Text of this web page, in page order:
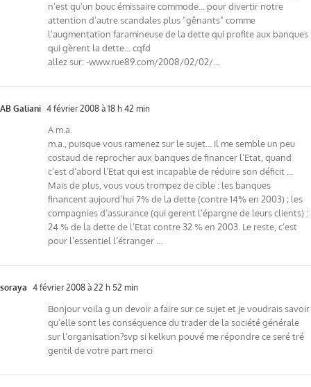
n’est qu’un bouc émissaire commode… pour divertir notre
attention d’autre scandales plus "gênants" comme
l’augmentation faramineuse de la dette qui profite aux banques
qui gèrent la dette… cqfd
allez sur: -www.rue89.com/2008/02/02/…
AB Galiani 4 février 2008 à 18 h 42 min
A m.a.
m.a., puisque vous ramenez sur le sujet… Il me semble un peu
costaud de reprocher aux banques de financer l’Etat, quand
c’est d’abord l’Etat qui est incapable de réduire son déficit …
Mais de plus, vous vous trompez de cible : les banques
financent aujourd’hui 7% de la dette (contre 14% en 2003) ; les
compagnies d’assurance (qui gerent l’épargne de leurs clients) :
24 % de la dette de l’Etat contre 32 % en 2003. Le reste, c’est
pour l’essentiel l’étranger …
soraya 4 février 2008 à 22 h 52 min
Bonjour voila g un devoir a faire sur ce sujet et je voudrais savoir
qu’elle sont les conséquence du trader de la société générale
sur l’organisation?svp si kelkun pouvé me répondre ce seré tré
gentil de votre part merci